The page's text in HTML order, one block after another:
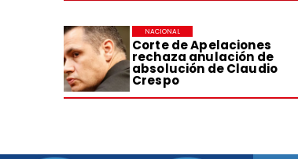
Corte de Apelaciones
rechaza anulación de
absolución de Claudio
Crespo
NACIONAL